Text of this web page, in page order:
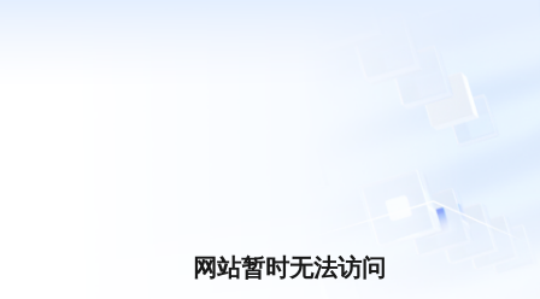
网站暂时无法访问